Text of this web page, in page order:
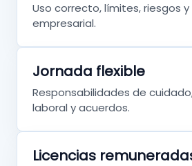
Uso correcto, límites, riesgos
empresarial.
Jornada flexible
Responsabilidades de
laboral y acuerdos.
Licencias